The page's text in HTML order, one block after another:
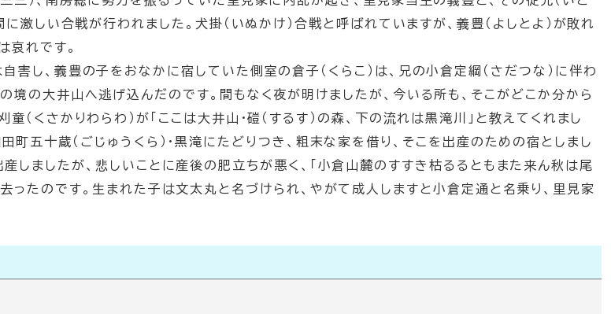
に激しい合戦が行われました。犬掛（いぬかけ）合戦と呼ばれていますが、義豊（よしとよ）が敗れ
哀れです。
害し、義豊の子をおなかに宿していた側室の倉子（くらこ）は、兄の小倉定綱（さだつな）に伴わ
境の大井山へ逃げ込んだのです。間もなく夜が明けましたが、今いる所も、そこがどこか分から
（くさかりわらわ）が「ここは大井山・磑（するす）の森、下の流れは黒滝川」と教えてくれまし
町五十蔵（ごじゅうくら）・黒滝にたどりつき、粗末な家を借り、そこを出産のための宿としまし
しましたが、悲しいことに産後の肥立ちが悪く、「小倉山麓のすすき枯るるともまた来ん秋は尾
ったのです。生まれた子は文太丸と名づけられ、やがて成人しますと小倉定通と名乗り、里見家